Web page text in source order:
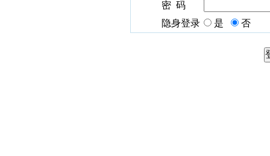
密 码
隐身登录
是 否